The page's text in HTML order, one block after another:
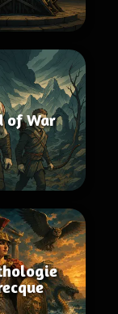
of War